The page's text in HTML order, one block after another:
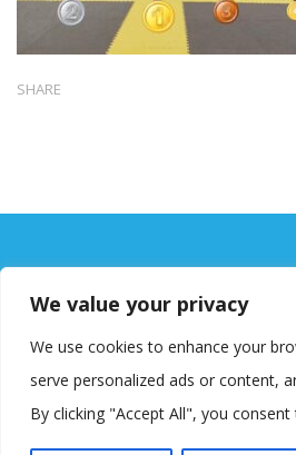
We value your privacy
We use cookies to enhance your
serve personalized ads or content,
By clicking "Accept All", you
SHARE
Copyright © OŠ
Koristimo kolačiće kako bismo vam
našoj web stranici.
Informacije o kolačićima koje